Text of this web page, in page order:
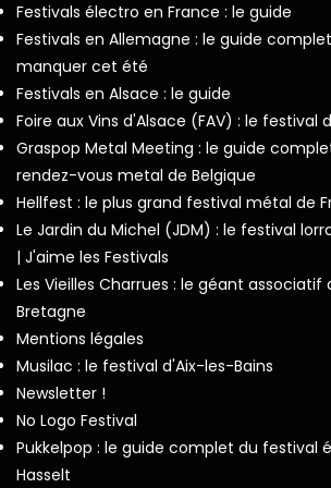
Festivals électro en France : le guide
Festivals en Allemagne : le guide
manquer cet été
Festivals en Alsace : le guide
Foire aux Vins d'Alsace (FAV) : le festival
Graspop Metal Meeting : le guide
rendez-vous metal de Belgique
Hellfest : le plus grand festival métal de
Le Jardin du Michel (JDM) : le festival
| J'aime les Festivals
Les Vieilles Charrues : le géant
Bretagne
Mentions légales
Musilac : le festival d'Aix-les-Bains
Newsletter !
No Logo Festival
Pukkelpop : le guide complet du festival
Hasselt